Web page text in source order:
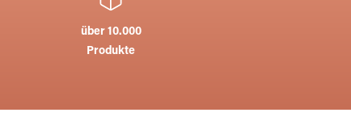
über 10.000
Produkte